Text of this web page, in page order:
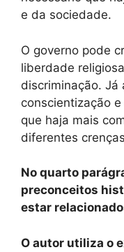
e da sociedade.
O governo pode
liberdade
discriminação. Já
conscientização
que haja mais
diferentes
No quarto
preconceitos
estar
O autor utiliza o